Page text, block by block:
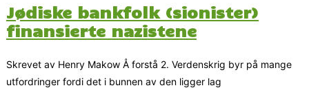
Jødiske bankfolk (sionister)
finansierte nazistene
Skrevet av Henry Makow Å forstå 2. Verdenskrig byr på mange
utfordringer fordi det i bunnen av den ligger lag